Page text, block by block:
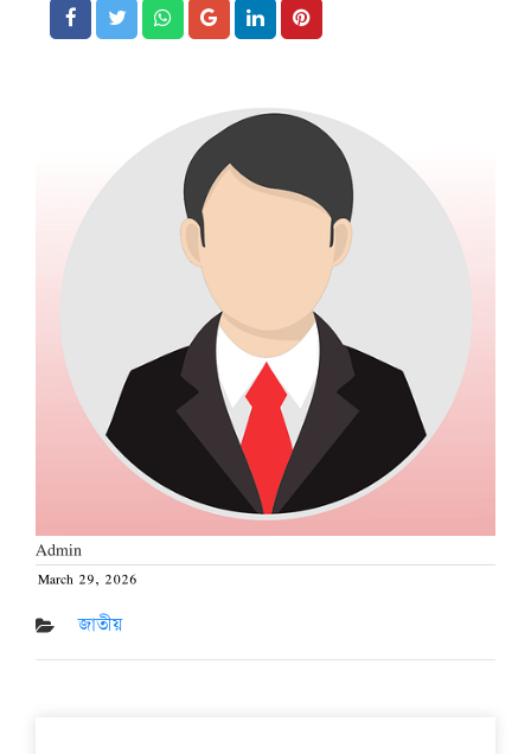
Admin
Posted
on
March 29, 2026
জাতীয়